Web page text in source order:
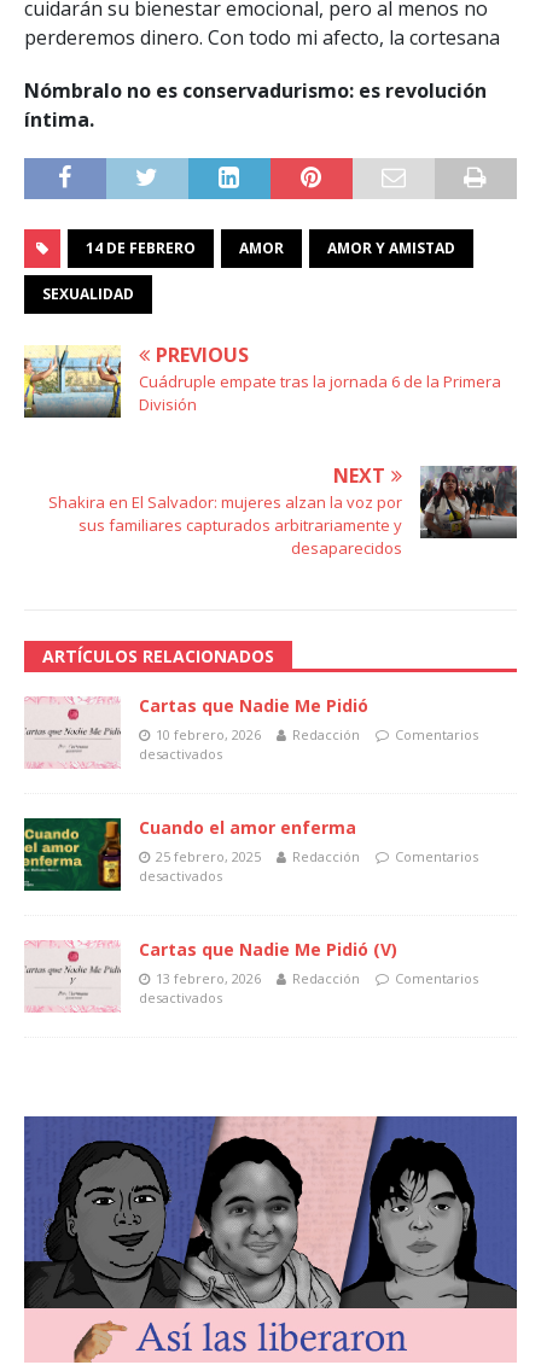
cuidarán su bienestar emocional, pero al menos no
perderemos dinero. Con todo mi afecto, la cortesana
Nómbralo no es conservadurismo: es revolución
íntima.
14 DE FEBRERO AMOR AMOR Y AMISTAD
SEXUALIDAD
PREVIOUS
Cuádruple empate tras la jornada 6 de la Primera
División
NEXT
Shakira en El Salvador: mujeres alzan la voz por
sus familiares capturados arbitrariamente y
desaparecidos
ARTÍCULOS RELACIONADOS
Cartas que Nadie Me Pidió
10 febrero, 2026 Redacción
Comentarios
desactivados
Cuando el amor enferma
25 febrero, 2025 Redacción
Comentarios
desactivados
Cartas que Nadie Me Pidió (V)
13 febrero, 2026 Redacción
Comentarios
desactivados